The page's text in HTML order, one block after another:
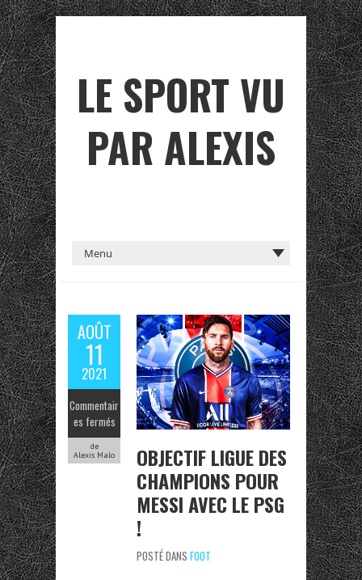
LE SPORT VU
PAR ALEXIS
AOÛT
11
2021
Commentair
es fermés
de
Alexis Malo
OBJECTIF LIGUE DES
CHAMPIONS POUR
MESSI AVEC LE PSG
!
POSTÉ DANS FOOT